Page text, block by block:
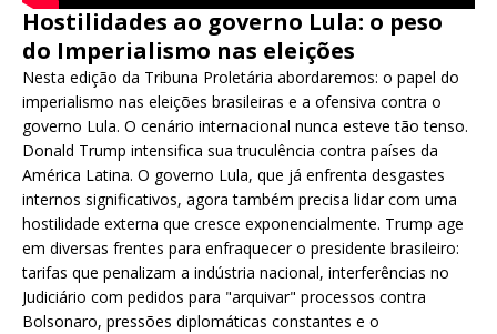
Hostilidades ao governo Lula: o peso
do Imperialismo nas eleições
Nesta edição da Tribuna Proletária abordaremos: o papel do
imperialismo nas eleições brasileiras e a ofensiva contra o
governo Lula. O cenário internacional nunca esteve tão tenso.
Donald Trump intensifica sua truculência contra países da
América Latina. O governo Lula, que já enfrenta desgastes
internos significativos, agora também precisa lidar com uma
hostilidade externa que cresce exponencialmente. Trump age
em diversas frentes para enfraquecer o presidente brasileiro:
tarifas que penalizam a indústria nacional, interferências no
Judiciário com pedidos para "arquivar" processos contra
Bolsonaro, pressões diplomáticas constantes e o